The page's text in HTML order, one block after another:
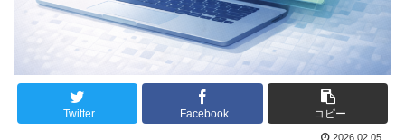
Twitter Facebook コピー
2026.02.05